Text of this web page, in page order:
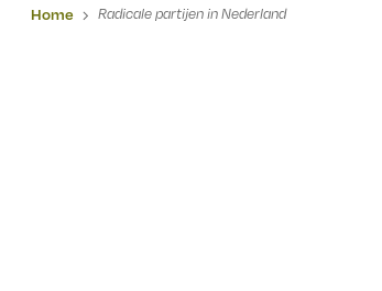
Home Radicale partijen in Nederland